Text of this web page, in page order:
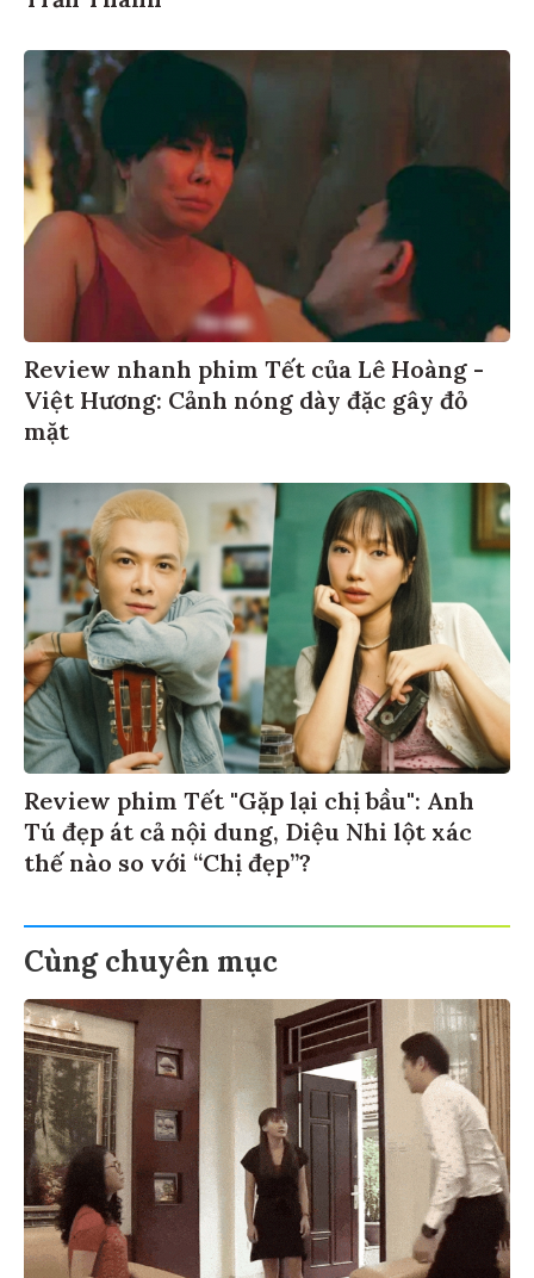
Review nhanh phim Tết của Lê Hoàng -
Việt Hương: Cảnh nóng dày đặc gây đỏ
mặt
Review phim Tết "Gặp lại chị bầu": Anh
Tú đẹp át cả nội dung, Diệu Nhi lột xác
thế nào so với “Chị đẹp”?
Cùng chuyên mục